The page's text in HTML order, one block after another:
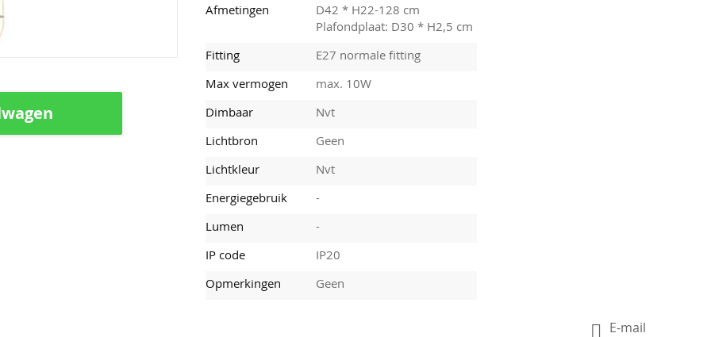
Afmetingen
D42 * H22-128 cm
Plafondplaat: D30 * H2,5 cm
Fitting
E27 normale fitting
Max vermogen
max. 10W
Dimbaar
Nvt
Lichtbron
Geen
Lichtkleur
Nvt
Energiegebruik
-
Lumen
-
IP code
IP20
Opmerkingen
Geen
E-mail